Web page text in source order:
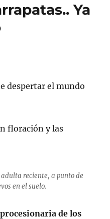
Ya
despertar el mundo
floración y las
reciente, a punto de
en el suelo.
de los